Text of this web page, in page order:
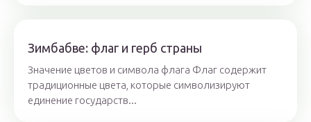
Зимбабве: флаг и герб страны
Значение цветов и символа флага Флаг содержит
традиционные цвета, которые символизируют
единение государств...